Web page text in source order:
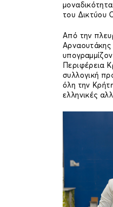
του Δικτύου
Από την
Αρναουτάκης
Περιφέρεια
συλλογική
όλη την
ελληνικές